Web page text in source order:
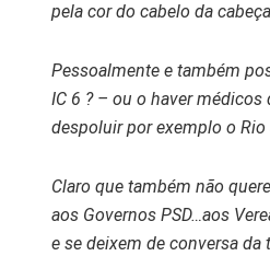
pela cor do cabelo da
Pessoalmente e também
IC 6 ? – ou o haver
despoluir por exemplo o Rio
Claro que também não
aos Governos PSD…aos
e se deixem de conversa da